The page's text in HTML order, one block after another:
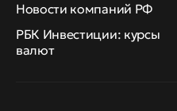
Новости компаний РФ
РБК Инвестиции: курсы
валют